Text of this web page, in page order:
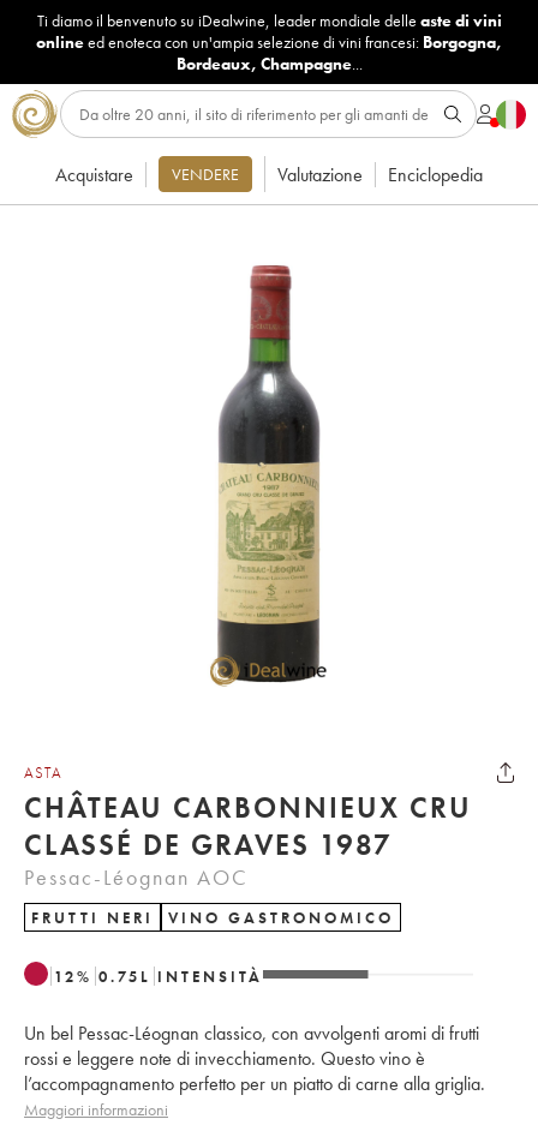
Ti diamo il benvenuto su iDealwine, leader mondiale delle aste di vini
onlineed enoteca con un'ampia selezione di vini francesi: Borgogna,
Bordeaux, Champagne...
Acquistare VENDERE Valutazione Enciclopedia
ASTA
CHÂTEAU CARBONNIEUX CRU
CLASSÉ DE GRAVES 1987
Pessac-Léognan AOC
FRUTTI NERI VINO GASTRONOMICO
12% 0.75 L INTENSITÀ
Un bel Pessac-Léognan classico, con avvolgenti aromi di frutti
rossi e leggere note di invecchiamento. Questo vino è
l’accompagnamento perfetto per un piatto di carne alla griglia.
Maggiori informazioni